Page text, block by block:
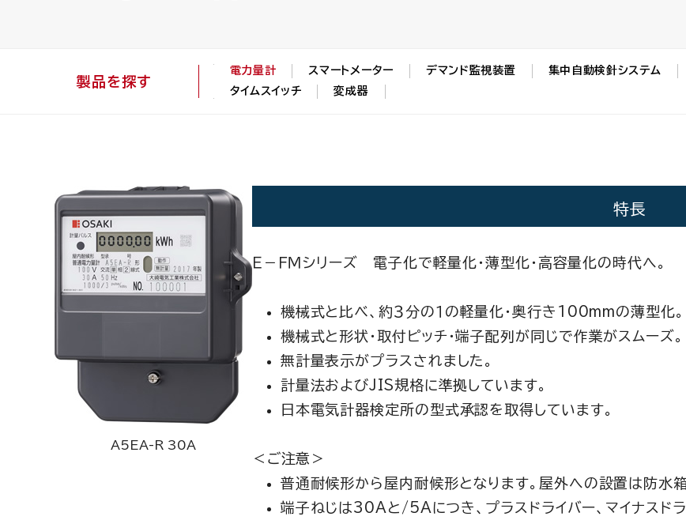
製品を探す
電力量計 スマートメーター デマンド監視装置 集中自動検針システム
タイムスイッチ
変成器
A5EA-R 30A
特長
Ｅ－ＦＭシリーズ 電子化で軽量化・薄型化・高容量化の時代へ。
機械式と比べ、約３分の１の軽量化・奥行き100mmの薄型化。
機械式と形状・取付ピッチ・端子配列が同じで作業がスムーズ。
無計量表示がプラスされました。
計量法およびJIS規格に準拠しています。
日本電気計器検定所の型式承認を取得しています。
＜ご注意＞
普通耐候形から屋内耐候形となります。屋外への設置は防水箱
端子ねじは30Aと/5Aにつき、プラスドライバー、マイナスド